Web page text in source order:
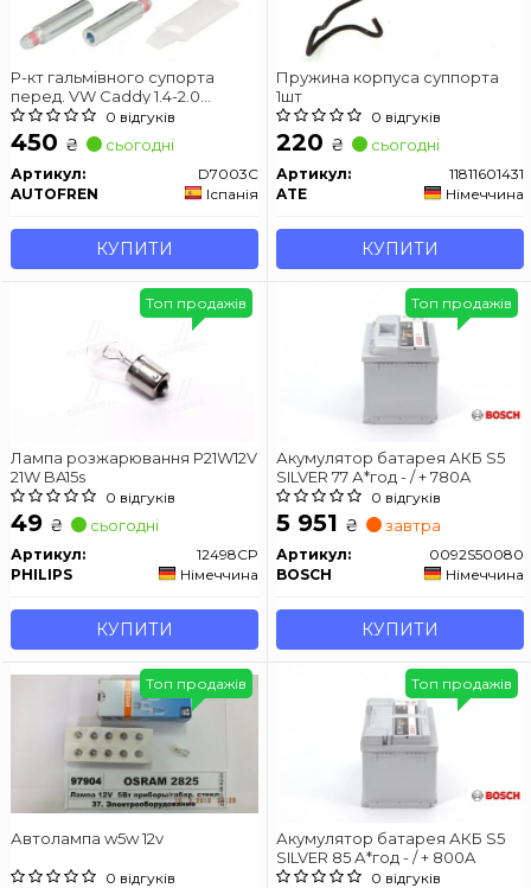
Р-кт гальмівного супорта
перед. VW Caddy 1.4-2.0
04-/BMW 3/5/7/Alfa Romeo
145/155
0 відгуків
450 ₴ сьогодні
Артикул:
D7003C
AUTOFREN
Іспанія
КУПИТИ
Пружина корпуса суппорта
1шт
0 відгуків
220 ₴ сьогодні
Артикул:
11811601431
ATE
Німеччина
КУПИТИ
Лампа розжарювання P21W12V
21W BA15s
0 відгуків
49 ₴ сьогодні
Артикул:
12498CP
PHILIPS
Німеччина
КУПИТИ
Топ продажів
Акумулятор батарея АКБ S5
SILVER 77 А*год - / + 780A
0 відгуків
5 951 ₴ завтра
Артикул:
0092S50080
BOSCH
Німеччина
КУПИТИ
Топ продажів
Автолампа w5w 12v
0 відгуків
Топ продажів
Акумулятор батарея АКБ S5
SILVER 85 А*год - / + 800A
0 відгуків
Топ продажів